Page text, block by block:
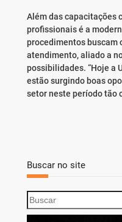
Além das capacitações
profissionais é a
procedimentos buscam
atendimento, aliado a
possibilidades. “Hoje a
estão surgindo boas
setor neste período tão
Buscar no site
S
e